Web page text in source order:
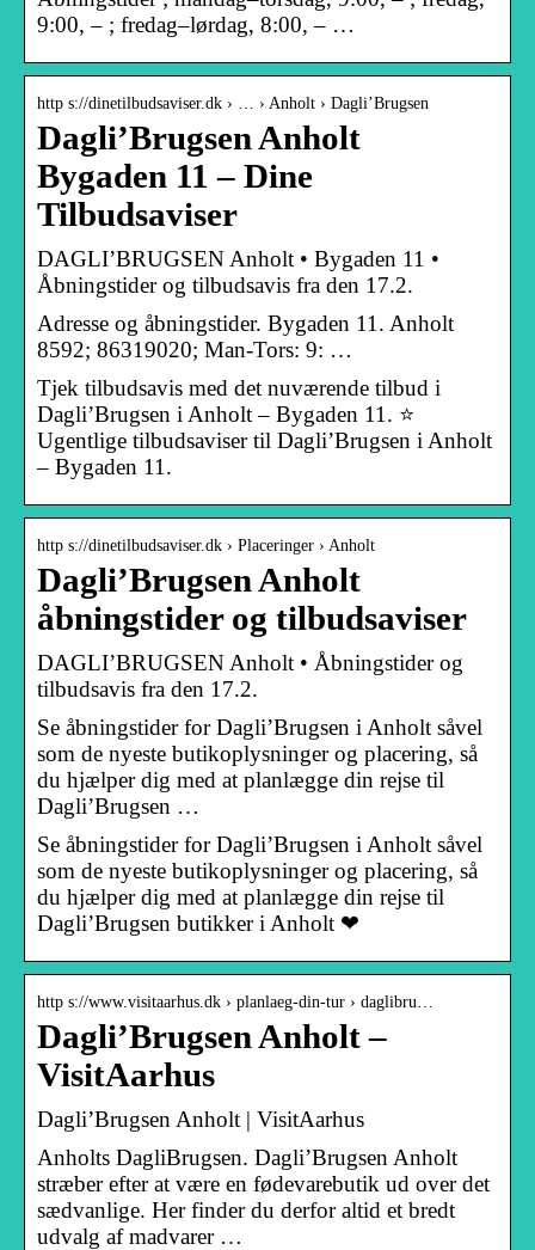
9:00, – ; fredag–lørdag, 8:00, – …
http s://dinetilbudsaviser.dk › … › Anholt › Dagli’Brugsen
Dagli’Brugsen Anholt
Bygaden 11 – Dine
Tilbudsaviser
DAGLI’BRUGSEN Anholt • Bygaden 11 •
Åbningstider og tilbudsavis fra den 17.2.
Adresse og åbningstider. Bygaden 11. Anholt
8592; 86319020; Man-Tors: 9: …
Tjek tilbudsavis med det nuværende tilbud i
Dagli’Brugsen i Anholt – Bygaden 11. ⭐
Ugentlige tilbudsaviser til Dagli’Brugsen i Anholt
– Bygaden 11.
http s://dinetilbudsaviser.dk › Placeringer › Anholt
Dagli’Brugsen Anholt
åbningstider og tilbudsaviser
DAGLI’BRUGSEN Anholt • Åbningstider og
tilbudsavis fra den 17.2.
Se åbningstider for Dagli’Brugsen i Anholt såvel
som de nyeste butikoplysninger og placering, så
du hjælper dig med at planlægge din rejse til
Dagli’Brugsen …
Se åbningstider for Dagli’Brugsen i Anholt såvel
som de nyeste butikoplysninger og placering, så
du hjælper dig med at planlægge din rejse til
Dagli’Brugsen butikker i Anholt ❤
http s://www.visitaarhus.dk › planlaeg-din-tur › daglibru…
Dagli’Brugsen Anholt –
VisitAarhus
Dagli’Brugsen Anholt | VisitAarhus
Anholts DagliBrugsen. Dagli’Brugsen Anholt
stræber efter at være en fødevarebutik ud over det
sædvanlige. Her finder du derfor altid et bredt
udvalg af madvarer …